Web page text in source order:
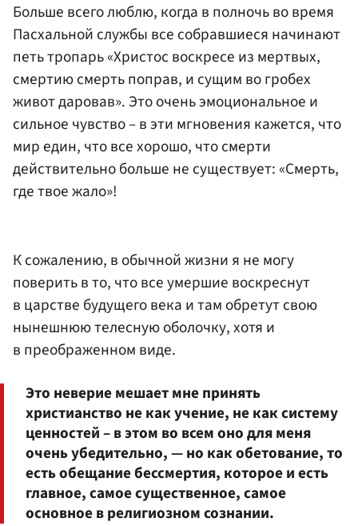
Больше всего люблю, когда в полночь во время
Пасхальной службы все собравшиеся начинают
петь тропарь «Христос воскресе из мертвых,
смертию смерть поправ, и сущим во гробех
живот даровав». Это очень эмоциональное и
сильное чувство – в эти мгновения кажется, что
мир един, что все хорошо, что смерти
действительно больше не существует: «Смерть,
где твое жало»!
К сожалению, в обычной жизни я не могу
поверить в то, что все умершие воскреснут
в царстве будущего века и там обретут свою
нынешнюю телесную оболочку, хотя и
в преображенном виде.
Это неверие мешает мне принять
христианство не как учение, не как систему
ценностей – в этом во всем оно для меня
очень убедительно, — но как обетование, то
есть обещание бессмертия, которое и есть
главное, самое существенное, самое
основное в религиозном сознании.